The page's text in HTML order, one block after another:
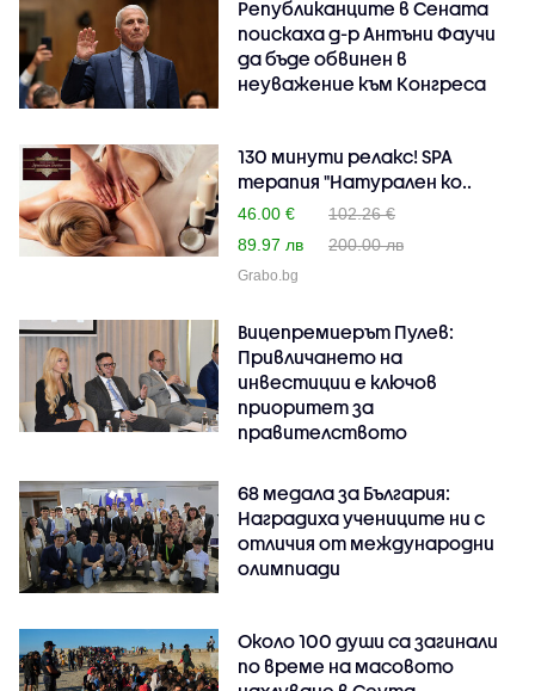
Републиканците в Сената
поискаха д-р Антъни Фаучи
да бъде обвинен в
неуважение към Конгреса
130 минути релакс! SPA
терапия "Натурален ко..
46.00 €
102.26 €
89.97 лв
200.00 лв
Grabo.bg
Вицепремиерът Пулев:
Привличането на
инвестиции е ключов
приоритет за
правителството
68 медала за България:
Наградиха учениците ни с
отличия от международни
олимпиади
Около 100 души са загинали
по време на масовото